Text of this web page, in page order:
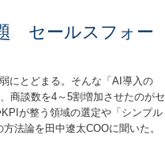
セールスフォー
にとどまる。そんな「AI導入の
商談数を4～5割増加させたのがセ
が整う領域の選定や「シンプル
法論を田中遼太COOに聞いた。